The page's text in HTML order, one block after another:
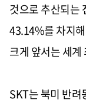
것으로 추산되는
43.14%를 차지
크게 앞서는 세
SKT는 북미 반려